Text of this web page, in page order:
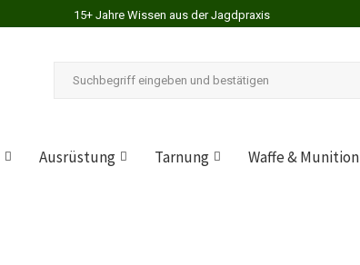
15+ Jahre Wissen aus der Jagdpraxis
Ausrüstung Tarnung Waffe & Munition